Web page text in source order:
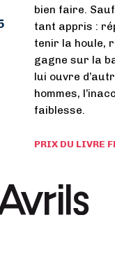
bien faire.
tant appris :
tenir la houle,
gagne sur la
lui ouvre
hommes,
faiblesse.
PRIX DU LIVRE